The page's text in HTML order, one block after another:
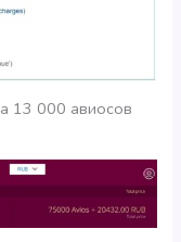
13 000 авиосов